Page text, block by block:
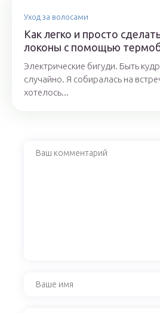
Уход за волосами
Как легко и просто
локоны с помощью
Электрические бигуди. Быть
случайно. Я собиралась на
хотелось...